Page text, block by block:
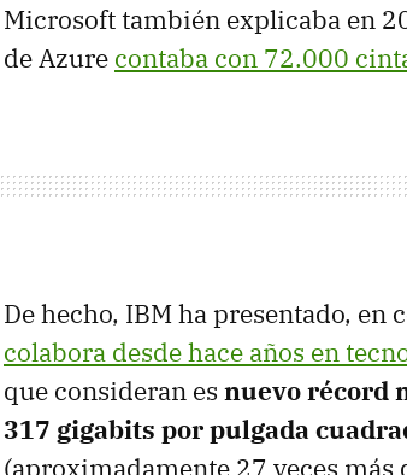
Microsoft también explicaba en
de Azure contaba con 72.000
De hecho, IBM ha presentado,
colabora desde hace años en
que consideran es nuevo récord
317 gigabits por pulgada
(aproximadamente 27 veces más